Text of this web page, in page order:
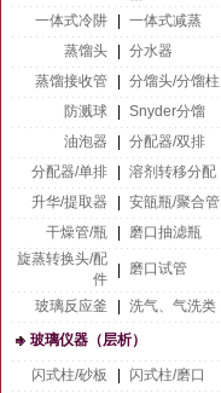
一体式冷阱
一体式减蒸
蒸馏头
分水器
蒸馏接收管
分馏头/分馏柱
防溅球
Snyder分馏
油泡器
分配器/双排
分配器/单排
溶剂转移分配
升华/提取器
安瓿瓶/聚合管
干燥管/瓶
磨口抽滤瓶
旋蒸转换头/配
件
磨口试管
玻璃反应釜
洗气、气洗类
玻璃仪器（层析）
闪式柱/砂板
闪式柱/磨口